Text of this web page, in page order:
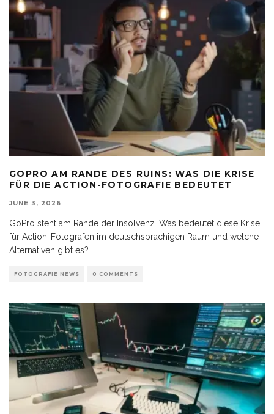
GOPRO AM RANDE DES RUINS: WAS DIE KRISE
FÜR DIE ACTION-FOTOGRAFIE BEDEUTET
JUNE 3, 2026
GoPro steht am Rande der Insolvenz. Was bedeutet diese Krise
für Action-Fotografen im deutschsprachigen Raum und welche
Alternativen gibt es?
FOTOGRAFIE NEWS 0 COMMENTS